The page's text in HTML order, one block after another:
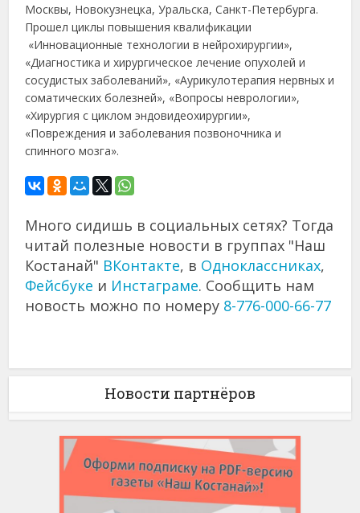
Москвы, Новокузнецка, Уральска, Санкт-Петербурга.
Прошел циклы повышения квалификации
«Инновационные технологии в нейрохирургии»,
«Диагностика и хирургическое лечение опухолей и
сосудистых заболеваний», «Аурикулотерапия нервных и
соматических болезней», «Вопросы неврологии»,
«Хирургия с циклом эндовидеохирургии»,
«Повреждения и заболевания позвоночника и
спинного мозга».
Много сидишь в социальных сетях? Тогда
читай полезные новости в группах "Наш
Костанай" ВКонтакте, в Одноклассниках,
Фейсбуке и Инстаграме. Сообщить нам
новость можно по номеру 8-776-000-66-77
Новости партнёров